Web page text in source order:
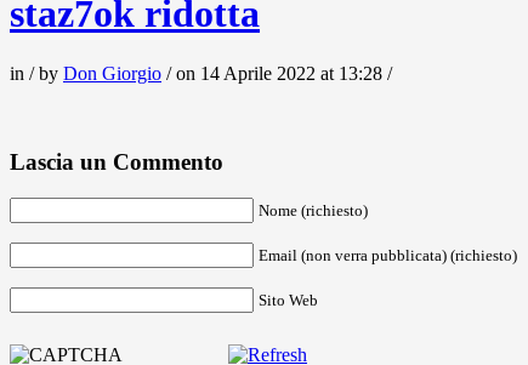
staz7ok ridotta
in / by Don Giorgio / on 14 Aprile 2022 at 13:28 /
Lascia un Commento
Nome (richiesto)
Email (non verra pubblicata) (richiesto)
Sito Web